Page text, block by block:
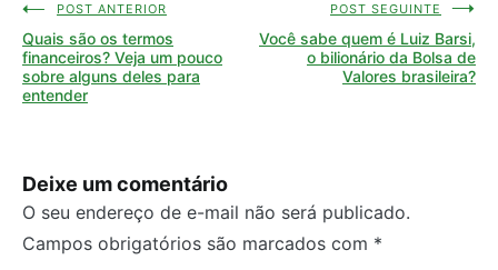
Navegação
de
Post
POST ANTERIOR
Quais são os termos
financeiros? Veja um pouco
sobre alguns deles para
entender
POST SEGUINTE
Você sabe quem é Luiz Barsi,
o bilionário da Bolsa de
Valores brasileira?
Deixe um comentário
O seu endereço de e-mail não será publicado.
Campos obrigatórios são marcados com *